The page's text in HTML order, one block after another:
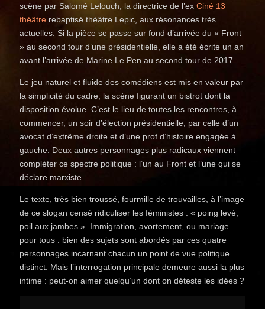
scène par Salomé Lelouch, la directrice de l’exCiné 13
théâtre rebaptisé théâtre Lepic, aux résonances très
actuelles. Si la pièce se passe sur fond d’arrivée du « Front
» au second tour d’une présidentielle, elle a été écrite un an
avant l’arrivée de Marine Le Pen au second tour de 2017.
Le jeu naturel et fluide des comédiens est mis en valeur par
la simplicité du cadre, la scène figurant un bistrot dont la
disposition évolue. C’est le lieu de toutes les rencontres, à
commencer, un soir d’élection présidentielle, par celle d’un
avocat d’extrême droite et d’une prof d’histoire engagée à
gauche. Deux autres personnages plus radicaux viennent
compléter ce spectre politique : l’un au Front et l’une qui se
déclare marxiste.
Le texte, très bien troussé, fourmille de trouvailles, à l’image
de ce slogan censé ridiculiser les féministes : « poing levé,
poil aux jambes ». Immigration, avortement, ou mariage
pour tous : bien des sujets sont abordés par ces quatre
personnages incarnant chacun un point de vue politique
distinct. Mais l’interrogation principale demeure aussi la plus
intime : peut-on aimer quelqu’un dont on déteste les idées ?